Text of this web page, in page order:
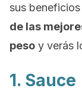
sus
de las
peso y verás
1. Sauce